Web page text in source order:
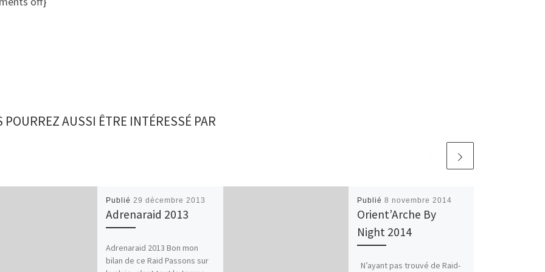
POURREZ AUSSI ÊTRE INTÉRESSÉ PAR
Publié29 décembre 2013
Adrenaraid 2013
Adrenaraid 2013 Bon mon
bilan de ce Raid Passons sur
Publié 8 novembre 2014
Orient’Arche By
Night 2014
N’ayant pas trouvé de Raid-